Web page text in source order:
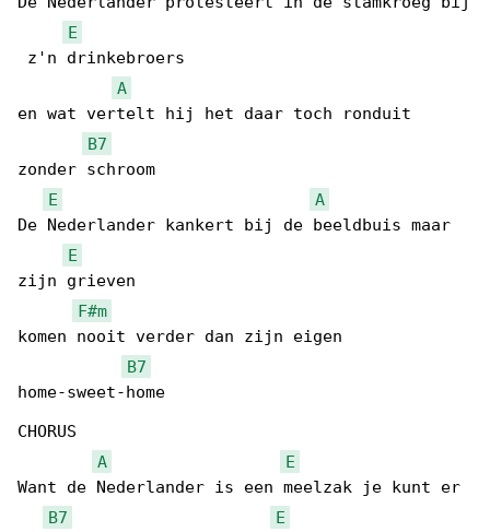
E
z'n drinkebroers
A
en wat vertelt hij het daar toch ronduit
B7
zonder schroom
E
A
De Nederlander kankert bij de beeldbuis maar
E
zijn grieven
F#m
komen nooit verder dan zijn eigen
B7
home-sweet-home
CHORUS
A
E
Want de Nederlander is een meelzak je kunt er
B7
E